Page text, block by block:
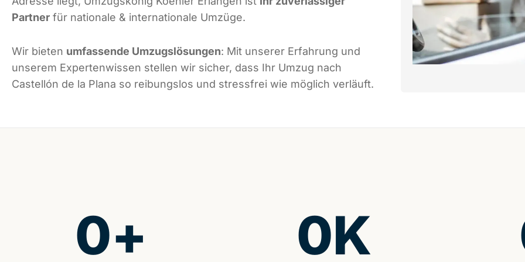
Partner für nationale & internationale Umzüge.
Wir bieten umfassende Umzugslösungen: Mit unserer Erfahrung und
unserem Expertenwissen stellen wir sicher, dass Ihr Umzug nach
Castellón de la Plana so reibungslos und stressfrei wie möglich verläuft.
0+ 0K